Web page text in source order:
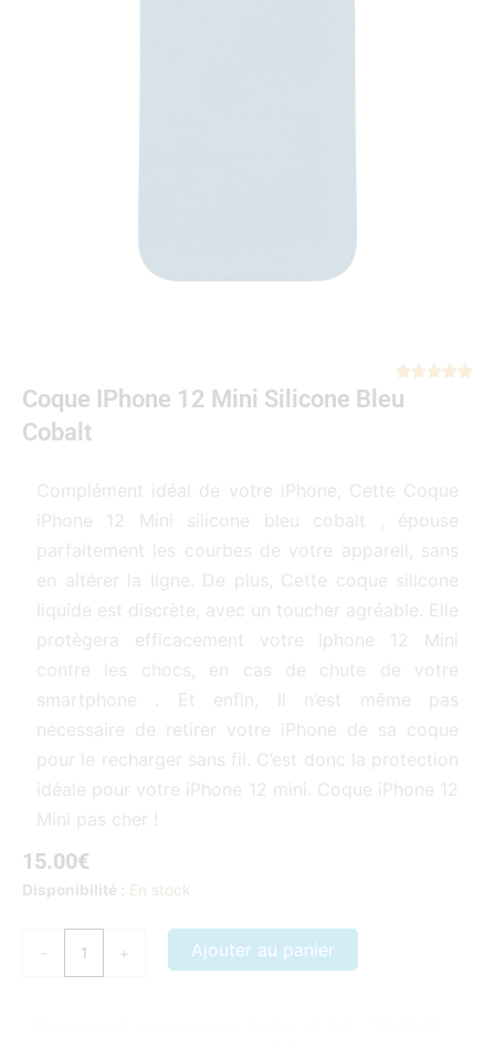

Coque IPhone 12 Mini Silicone Bleu
Cobalt
Complément idéal de votre iPhone, Cette Coque
iPhone 12 Mini silicone bleu cobalt , épouse
parfaitement les courbes de votre appareil, sans
en altérer la ligne. De plus, Cette coque silicone
liquide est discrète, avec un toucher agréable. Elle
protègera efficacement votre Iphone 12 Mini
contre les chocs, en cas de chute de votre
smartphone . Et enfin, Il n’est même pas
nécessaire de retirer votre iPhone de sa coque
pour le recharger sans fil. C’est donc la protection
idéale pour votre iPhone 12 mini. Coque iPhone 12
Mini pas cher !
15.00€
Disponibilité : En stock
-
quantité
+ Ajouter au panier